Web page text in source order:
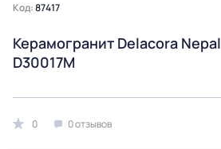
Код:87417
Керамогранит Delacora
D30017M
0 0 отзывов